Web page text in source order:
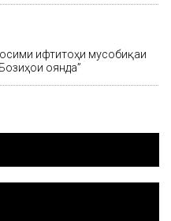
ифтитоҳи мусобиқаи
оянда”